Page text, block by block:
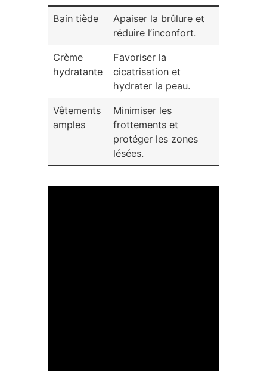
Bain tiède
Apaiser la brûlure et
réduire l’inconfort.
Crème
hydratante
Favoriser la
cicatrisation et
hydrater la peau.
Vêtements
amples
Minimiser les
frottements et
protéger les zones
lésées.